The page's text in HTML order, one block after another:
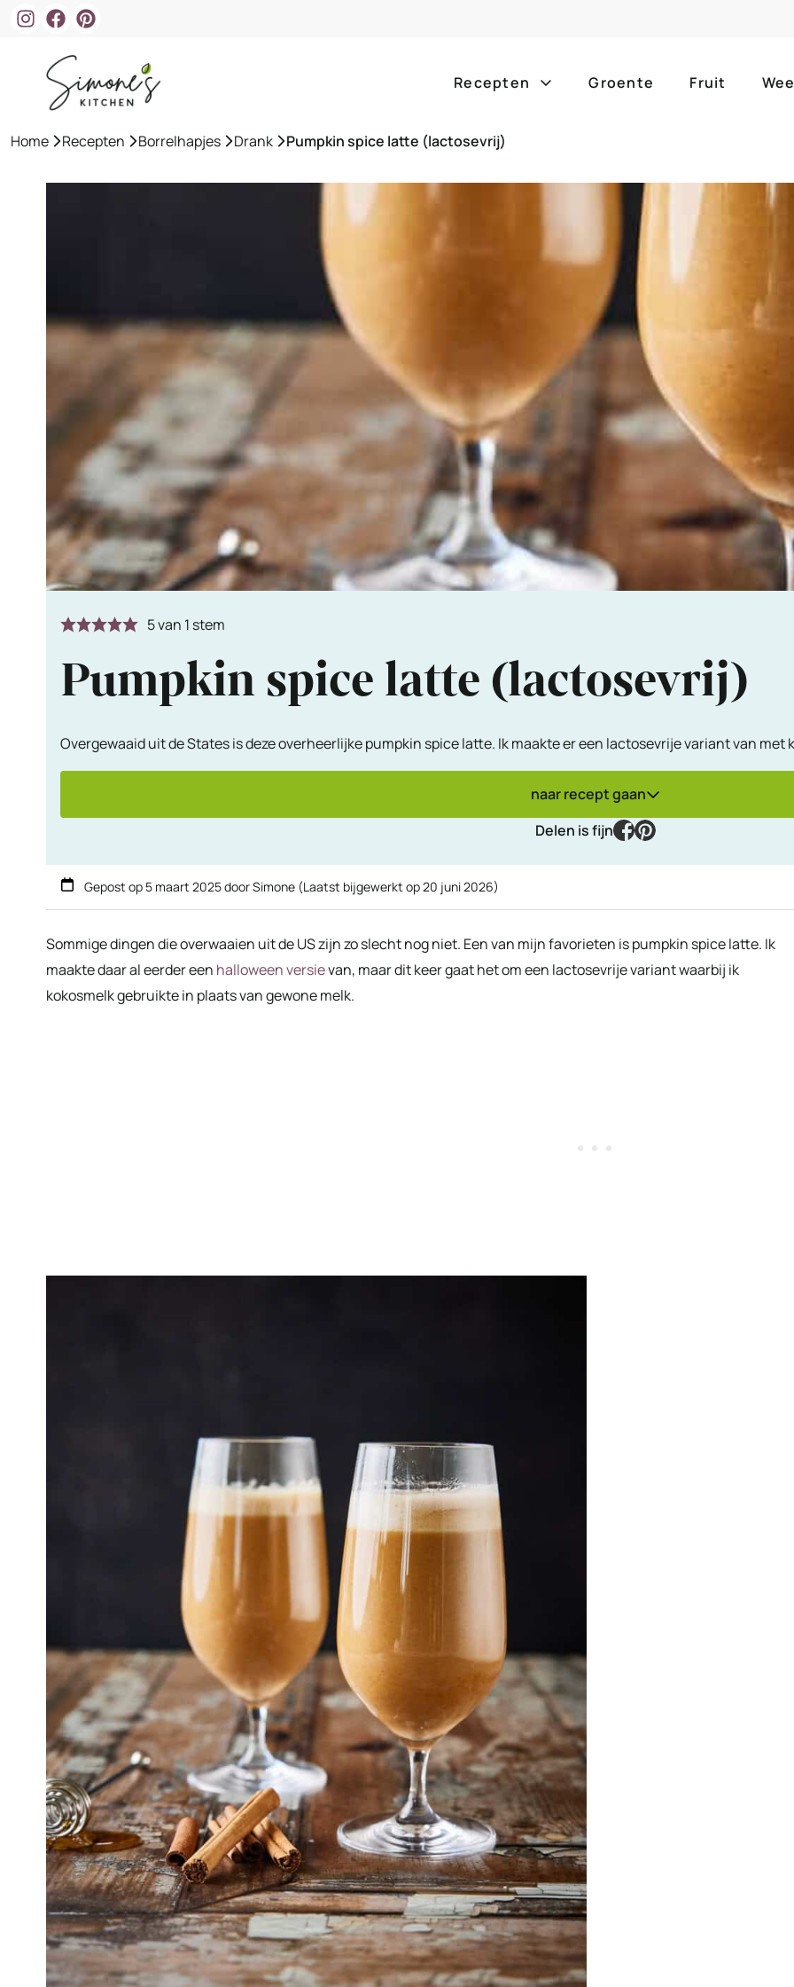
Recepten
bijgerechten
lunch hoofdgerechten
voorgerechten drankjes
alle
Groente Fruit
Home »Recepten »Borrelhapjes »Drank »Pumpkin spice latte (lactosevrij)
5van 1 stem
Pumpkin spice latte (lactosevrij)
Overgewaaid uit de States is deze overheerlijke pumpkin spice latte. Ik maakte er een lactosevrije variant van met
naar recept gaan
Delen is fijn
facebook
pinterest
Gepost op 5 maart 2025doorSimone (Laatst bijgewerkt op20 juni 2026)
Sommige dingen die overwaaien uit de US zijn zo slecht nog niet. Een van mijn favorieten is pumpkin spice latte. Ik
maakte daar al eerder een halloween versievan, maar dit keer gaat het om een lactosevrije variant waarbij ik
kokosmelk gebruikte in plaats van gewone melk.